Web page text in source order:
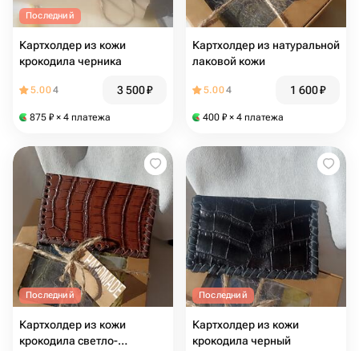
Последний
Картхолдер из кожи
крокодила черника
5.004 3 500₽
875 ₽ × 4 платежа
Картхолдер из натуральной
лаковой кожи
5.004 1 600₽
400 ₽ × 4 платежа
Последний
Картхолдер из кожи
крокодила светло-
Последний
Картхолдер из кожи
крокодила черный